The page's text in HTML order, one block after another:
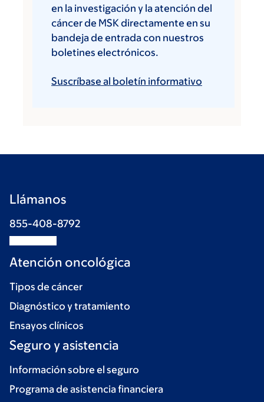
en la investigación y la atención del
cáncer de MSK directamente en su
bandeja de entrada con nuestros
boletines electrónicos.
Suscríbase al boletín informativo
Llámanos
855-408-8792
Atención oncológica
Tipos de cáncer
Diagnóstico y tratamiento
Ensayos clínicos
Seguro y asistencia
Información sobre el seguro
Programa de asistencia financiera